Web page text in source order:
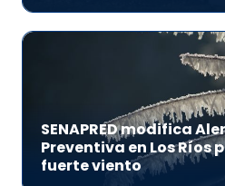
SENAPRED modifica
Preventiva en Los Ríos
fuerte viento